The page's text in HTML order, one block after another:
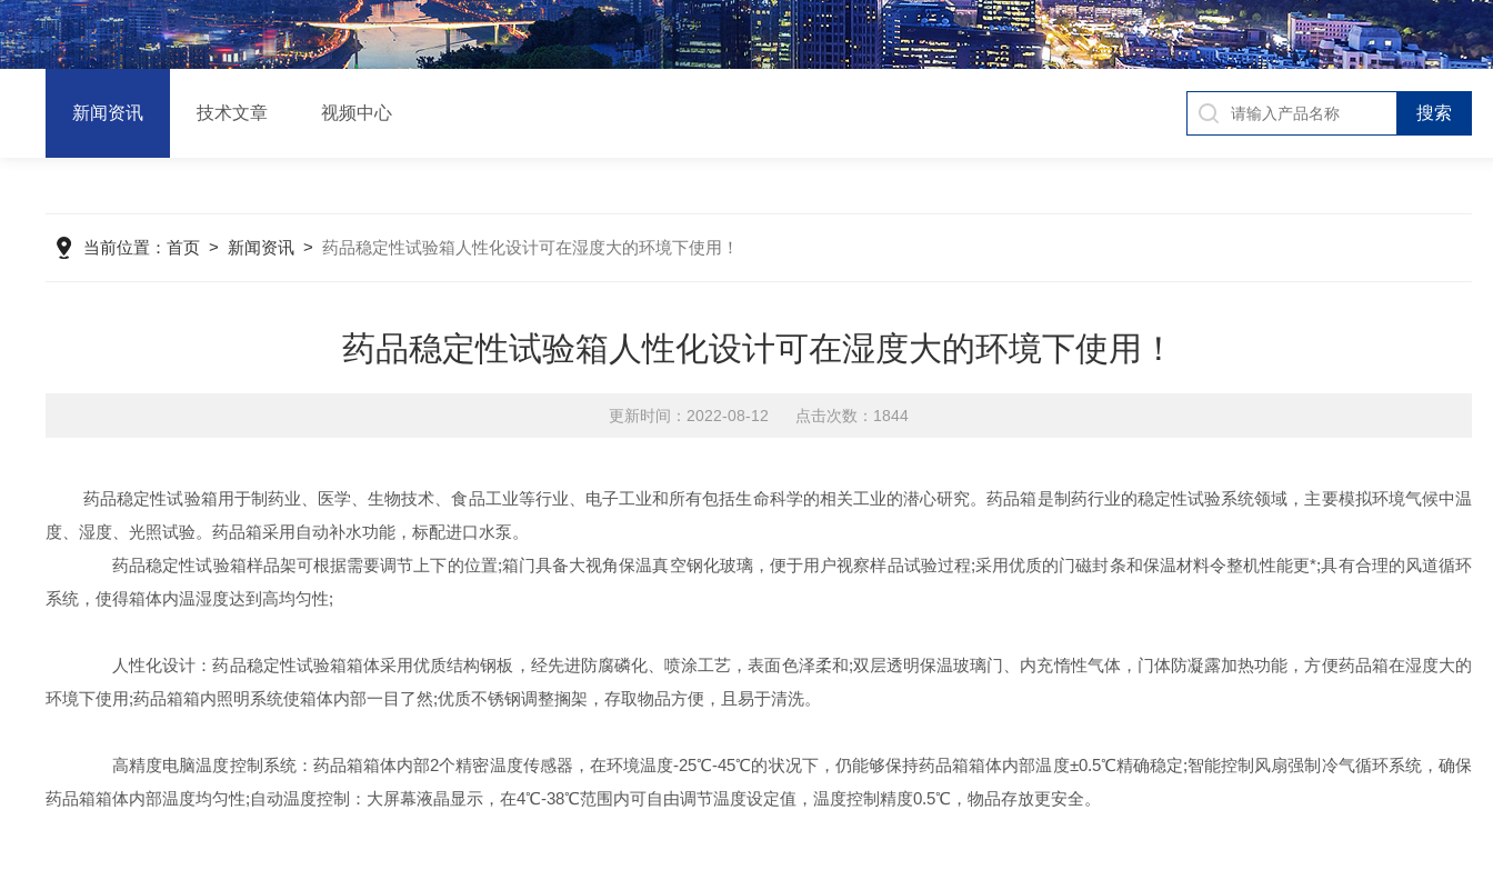
新闻资讯 技术文章 视频中心
当前位置： 首页> 新闻资讯> 药品稳定性试验箱人性化设计可在湿度大的环境下使用！
药品稳定性试验箱人性化设计可在湿度大的环境下使用！
更新时间：2022-08-12 点击次数：1844
药品稳定性试验箱用于制药业、医学、生物技术、食品工业等行业、电子工业和所有包括生命科学的相关工业的潜心研究。药品箱是制药行业的稳定性试验系统领域，主要模拟环境气候中温
度、湿度、光照试验。药品箱采用自动补水功能，标配进口水泵。
药品稳定性试验箱样品架可根据需要调节上下的位置;箱门具备大视角保温真空钢化玻璃，便于用户视察样品试验过程;采用优质的门磁封条和保温材料令整机性能更*;具有合理的风道循环
系统，使得箱体内温湿度达到高均匀性;
人性化设计：药品稳定性试验箱箱体采用优质结构钢板，经先进防腐磷化、喷涂工艺，表面色泽柔和;双层透明保温玻璃门、内充惰性气体，门体防凝露加热功能，方便药品箱在湿度大的
环境下使用;药品箱箱内照明系统使箱体内部一目了然;优质不锈钢调整搁架，存取物品方便，且易于清洗。
高精度电脑温度控制系统：药品箱箱体内部2个精密温度传感器，在环境温度-25℃-45℃的状况下，仍能够保持药品箱箱体内部温度±0.5℃精确稳定;智能控制风扇强制冷气循环系统，确保
药品箱箱体内部温度均匀性;自动温度控制：大屏幕液晶显示，在4℃-38℃范围内可自由调节温度设定值，温度控制精度0.5℃，物品存放更安全。